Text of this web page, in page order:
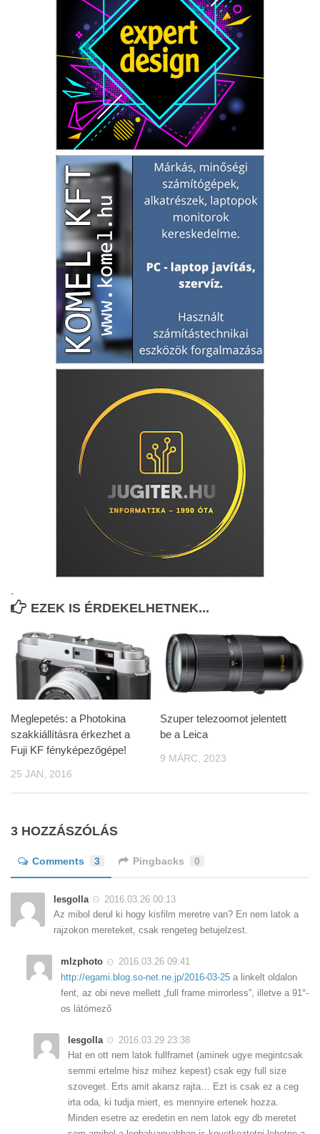
.
EZEK IS ÉRDEKELHETNEK...
Meglepetés: a Photokina
szakkiállításra érkezhet a
Fuji KF fényképezőgépe!
25 JAN, 2016
Szuper telezoomot jelentett
be a Leica
9 MÁRC, 2023
3 HOZZÁSZÓLÁS
Comments 3 Pingbacks 0
lesgolla
2016.03.26 00:13
Az mibol derul ki hogy kisfilm meretre van? En nem latok a
rajzokon mereteket, csak rengeteg betujelzest.
mlzphoto
2016.03.26 09:41
http://egami.blog.so-net.ne.jp/2016-03-25 a linkelt oldalon
fent, az obi neve mellett „full frame mirrorless”, illetve a 91°-
os látómező
lesgolla
2016.03.29 23:38
Hat en ott nem latok fullframet (aminek ugye megintcsak
semmi ertelme hisz mihez kepest) csak egy full size
szoveget. Erts amit akarsz rajta… Ezt is csak ez a ceg
irta oda, ki tudja miert, es mennyire ertenek hozza.
Minden esetre az eredetin en nem latok egy db meretet